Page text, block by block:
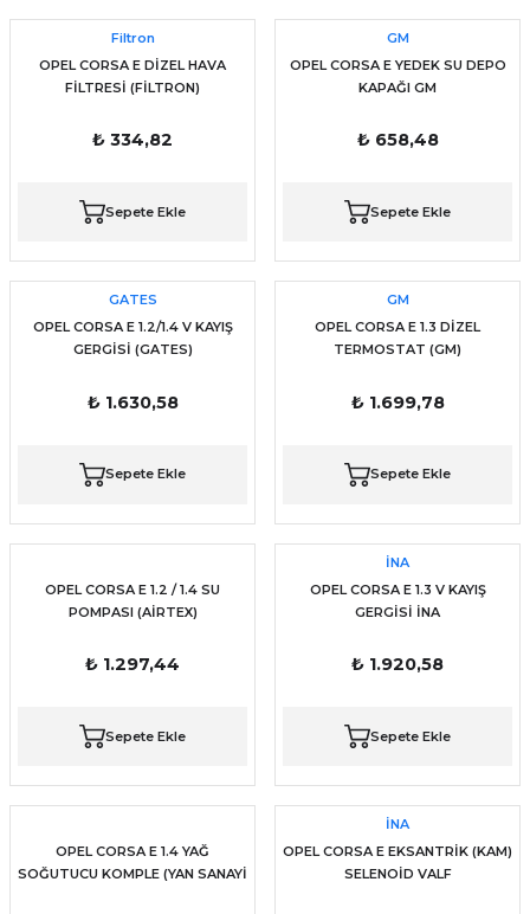
Filtron
OPEL CORSA E DİZEL HAVA
FİLTRESİ (FİLTRON)
₺ 334,82
Sepete Ekle
GM
OPEL CORSA E YEDEK SU DEPO
KAPAĞI GM
₺ 658,48
Sepete Ekle
GATES
OPEL CORSA E 1.2/1.4 V KAYIŞ
GERGİSİ (GATES)
₺ 1.630,58
Sepete Ekle
GM
OPEL CORSA E 1.3 DİZEL
TERMOSTAT (GM)
₺ 1.699,78
Sepete Ekle
OPEL CORSA E 1.2 / 1.4 SU
POMPASI (AİRTEX)
₺ 1.297,44
Sepete Ekle
İNA
OPEL CORSA E 1.3 V KAYIŞ
GERGİSİ İNA
₺ 1.920,58
Sepete Ekle
OPEL CORSA E 1.4 YAĞ
SOĞUTUCU KOMPLE (YAN SANAYİ
İNA
OPEL CORSA E EKSANTRİK (KAM)
SELENOİD VALF